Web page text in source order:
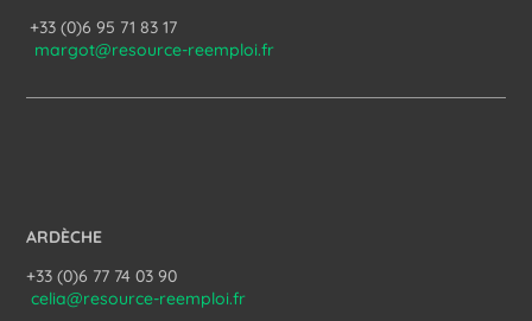
+33 (0)6 95 71 83 17
margot@resource-reemploi.fr
ARDÈCHE
+33 (0)6 77 74 03 90
celia@resource-reemploi.fr